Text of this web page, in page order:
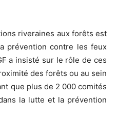
riveraines aux forêts est
prévention contre les feux
a insisté sur le rôle de ces
des forêts ou au sein
que plus de 2 000 comités
la lutte et la prévention